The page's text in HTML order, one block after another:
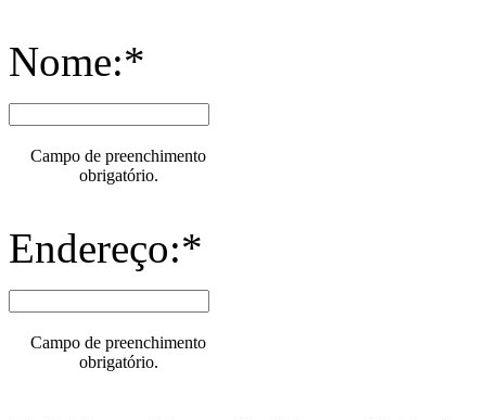
Nome:*
Campo de preenchimento
obrigatório.
Endereço:*
Campo de preenchimento
obrigatório.